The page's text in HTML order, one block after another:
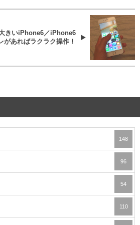
きいiPhone6／iPhone6
があればラクラク操作！
148
96
54
110